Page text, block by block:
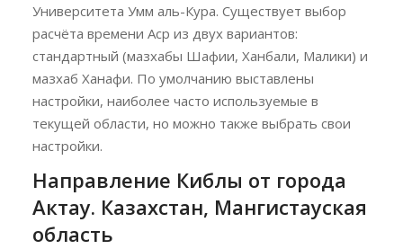
Университета Умм аль-Кура. Существует выбор
расчёта времени Аср из двух вариантов:
стандартный (мазхабы Шафии, Ханбали, Малики) и
мазхаб Ханафи. По умолчанию выставлены
настройки, наиболее часто используемые в
текущей области, но можно также выбрать свои
настройки.
Направление Киблы от города
Актау. Казахстан, Мангистауская
область